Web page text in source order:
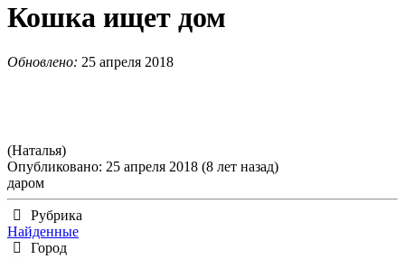
Кошка ищет дом
Обновлено: 25 апреля 2018
(Наталья)
Опубликовано: 25 апреля 2018 (8 лет назад)
даром
Рубрика
Найденные
Город